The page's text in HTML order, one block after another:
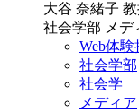
大谷 奈緒子
社会学部 メデ
Web体験
社会学部
社会学
メディア